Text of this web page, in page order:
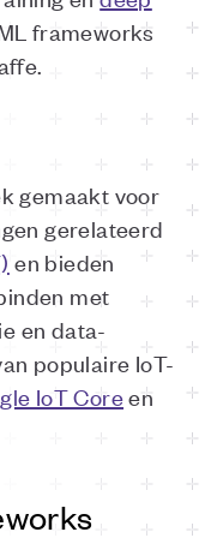
frameworks
gemaakt voor
gerelateerd
en bieden
met
en data-
populaire IoT-
IoT Coreen